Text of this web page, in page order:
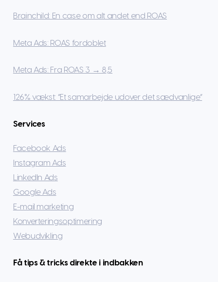
Brainchild: En case om alt andet end ROAS
Meta Ads: ROAS fordoblet
Meta Ads: Fra ROAS 3 → 8,5
126% vækst: “Et samarbejde udover det sædvanlige”
Services
Facebook Ads
Instagram Ads
LinkedIn Ads
Google Ads
E-mail marketing
Konverteringsoptimering
Webudvikling
Få tips & tricks direkte i indbakken